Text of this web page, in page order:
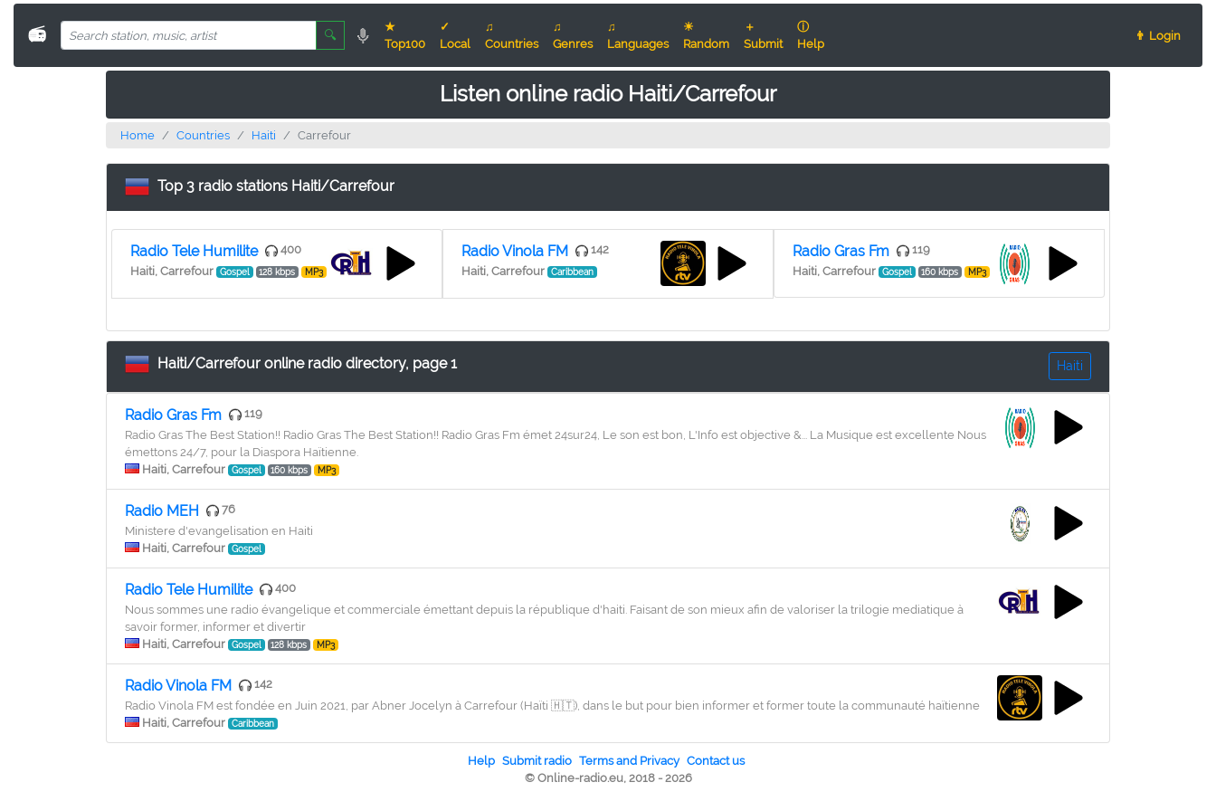
📻 🔍
★
Top100
✓
Local
♫
Countries
♫
Genres
♫
Languages
☀
Random
＋
Submit
ⓘ
Help
👨 Login
Listen online radio Haiti/Carrefour
Home Countries Haiti Carrefour
Top 3 radio stations Haiti/Carrefour
Radio Tele Humilite
400
Haiti, Carrefour
Gospel 128 kbps MP3
Radio Vinola FM
142
Haiti, Carrefour
Caribbean
Radio Gras Fm
119
Haiti, Carrefour
Gospel 160 kbps MP3
Haiti/Carrefour online radio directory, page 1 Haiti
Radio Gras Fm
119
Radio Gras The Best Station!! Radio Gras The Best Station!! Radio Gras Fm émet 24sur24, Le son est bon, L'Info est objective &... La Musique est excellente Nous
émettons 24/7, pour la Diaspora Haïtienne.
Haiti, Carrefour
Gospel 160 kbps MP3
Radio MEH
76
Ministere d'evangelisation en Haiti
Haiti, Carrefour
Gospel
Radio Tele Humilite
400
Nous sommes une radio évangelique et commerciale émettant depuis la république d'haiti. Faisant de son mieux afin de valoriser la trilogie mediatique à
savoir former, informer et divertir
Haiti, Carrefour
Gospel 128 kbps MP3
Radio Vinola FM
142
Radio Vinola FM est fondée en Juin 2021, par Abner Jocelyn à Carrefour (Haïti 🇭🇹), dans le but pour bien informer et former toute la communauté haïtienne
Haiti, Carrefour
Caribbean
Help Submit radio Terms and Privacy Contact us
© Online-radio.eu, 2018 - 2026